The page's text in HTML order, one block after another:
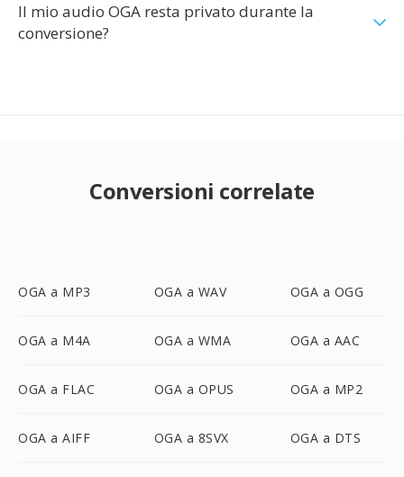
Il mio audio OGA resta privato durante la
conversione?
Conversioni correlate
OGA a MP3 OGA a WAV OGA a OGG
OGA a M4A OGA a WMA OGA a AAC
OGA a FLAC OGA a OPUS OGA a MP2
OGA a AIFF OGA a 8SVX OGA a DTS